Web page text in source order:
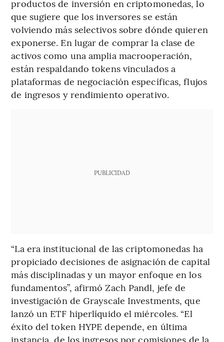
productos de inversión en criptomonedas, lo
que sugiere que los inversores se están
volviendo más selectivos sobre dónde quieren
exponerse. En lugar de comprar la clase de
activos como una amplia macrooperación,
están respaldando tokens vinculados a
plataformas de negociación específicas, flujos
de ingresos y rendimiento operativo.
PUBLICIDAD
“La era institucional de las criptomonedas ha
propiciado decisiones de asignación de capital
más disciplinadas y un mayor enfoque en los
fundamentos”, afirmó Zach Pandl, jefe de
investigación de Grayscale Investments, que
lanzó un ETF hiperlíquido el miércoles. “El
éxito del token HYPE depende, en última
instancia, de los ingresos por comisiones de la